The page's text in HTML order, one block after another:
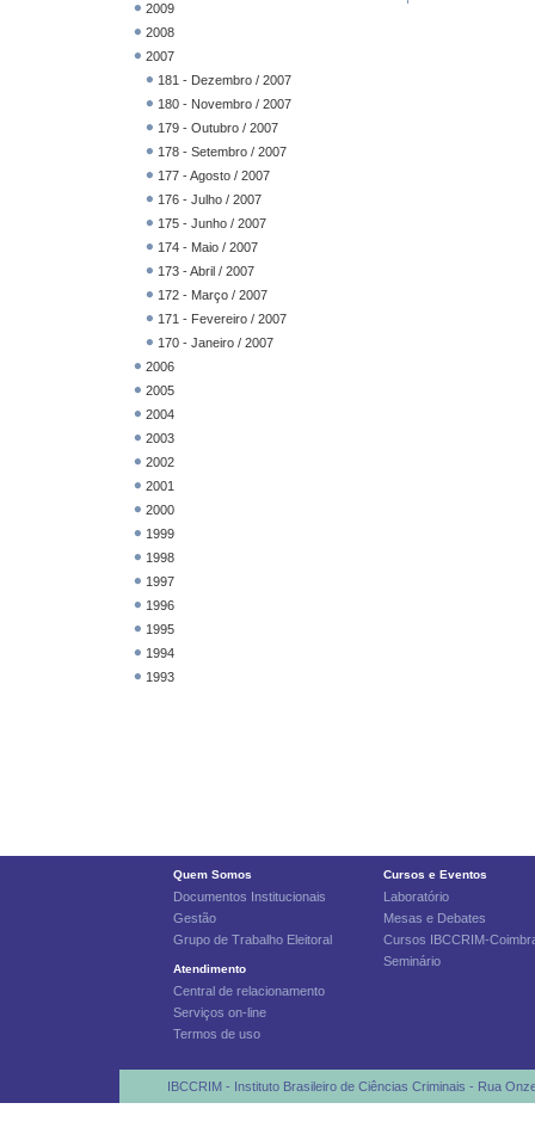
2009
2008
2007
181 - Dezembro / 2007
180 - Novembro / 2007
179 - Outubro / 2007
178 - Setembro / 2007
177 - Agosto / 2007
176 - Julho / 2007
175 - Junho / 2007
174 - Maio / 2007
173 - Abril / 2007
172 - Março / 2007
171 - Fevereiro / 2007
170 - Janeiro / 2007
2006
2005
2004
2003
2002
2001
2000
1999
1998
1997
1996
1995
1994
1993
Quem Somos
Documentos Institucionais
Gestão
Grupo de Trabalho Eleitoral
Atendimento
Central de relacionamento
Serviços on-line
Termos de uso
Cursos e Eventos
Laboratório
Mesas e Debates
Cursos IBCCRIM-
Seminário
IBCCRIM - Instituto Brasileiro de Ciências Criminais - Rua